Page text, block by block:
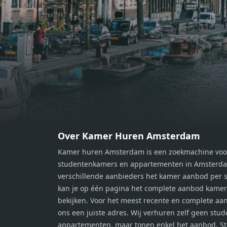
moment van rust. De woning
beschikt over twee comfortabele
slaapkamers van respectievelijk 12,1
m² en 8 m². Beide kamers bieden tal
van mogelijkheden, zoals een fijne
werkplek, een logeerkamer of een
persoonlijke slaapkamer. De
gemak en privacy. Gelegen in een
Zaandam, bevindt de woning zich
op een perfecte locatie. Winkels,
openbaar vervoer en uitvalswegen
naar Amsterdam zijn allemaal
binnen handbereik. Bovendien
geniet je hier van de unieke
m²
van
op
naar
Over Kamer Huren Amsterdam
Kamer huren Amsterdam is een zoekmachine
studentenkamers en appartementen in
verschillende aanbieders het kamer aanbod per
kan je op één pagina het complete aanbod
bekijken. Voor het meest recente en complete
ons een juiste adres. Wij verhuren zelf geen
appartementen, maar tonen enkel het aanbod.